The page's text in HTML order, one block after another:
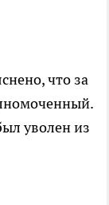
что за
уволен из